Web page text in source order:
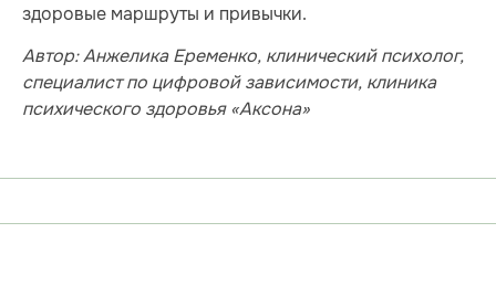
здоровые маршруты и привычки.
Автор: Анжелика Еременко, клинический психолог,
специалист по цифровой зависимости, клиника
психического здоровья «Аксона»